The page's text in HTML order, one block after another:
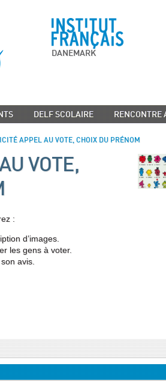
DANEMARK
DELF SCOLAIRE RENCONTRE
APPEL AU VOTE, CHOIX DU PRÉNOM
VOTE,
:
d’images.
les gens à voter.
avis.